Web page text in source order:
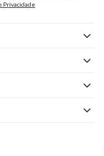
Privacidade